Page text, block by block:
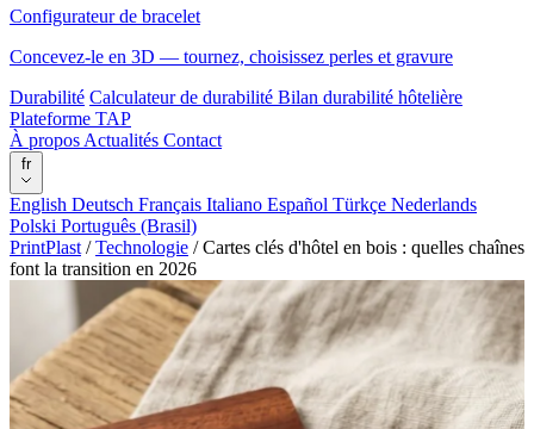
Configurateur de bracelet
Concevez-le en 3D — tournez, choisissez perles et gravure
Durabilité Calculateur de durabilité Bilan durabilité hôtelière
Plateforme TAP
À propos Actualités Contact
fr
English Deutsch Français Italiano Español Türkçe Nederlands
Polski Português (Brasil)
PrintPlast / Technologie / Cartes clés d'hôtel en bois : quelles chaînes
font la transition en 2026